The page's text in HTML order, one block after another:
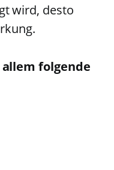
wird, desto
allem folgende